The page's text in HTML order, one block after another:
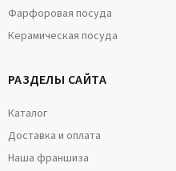
Фарфоровая посуда
Керамическая посуда
РАЗДЕЛЫ САЙТА
Каталог
Доставка и оплата
Наша франшиза